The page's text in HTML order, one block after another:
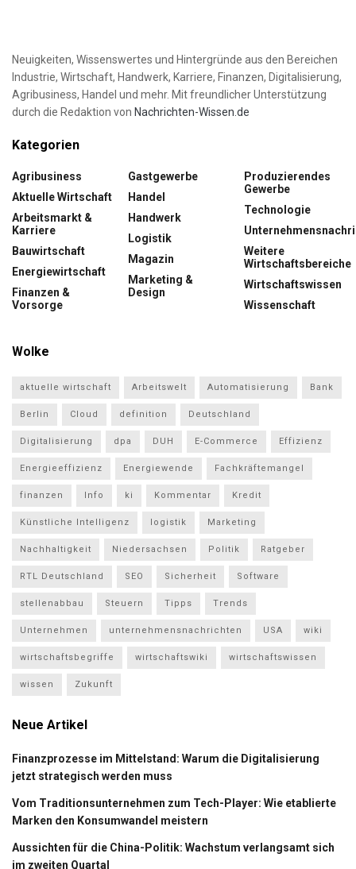
Neuigkeiten, Wissenswertes und Hintergründe aus den Bereichen
Industrie, Wirtschaft, Handwerk, Karriere, Finanzen, Digitalisierung,
Agribusiness, Handel und mehr. Mit freundlicher Unterstützung
durch die Redaktion von Nachrichten-Wissen.de
Kategorien
Agribusiness
Aktuelle Wirtschaft
Arbeitsmarkt &
Karriere
Bauwirtschaft
Energiewirtschaft
Finanzen &
Vorsorge
Gastgewerbe
Handel
Handwerk
Logistik
Magazin
Marketing &
Design
Produzierendes
Gewerbe
Technologie
Weitere
Wirtschaftsbereiche
Wirtschaftswissen
Wissenschaft
Wolke
aktuelle wirtschaft Arbeitswelt Automatisierung Bank
Berlin Cloud definition Deutschland
Digitalisierung dpa DUH E-Commerce Effizienz
Energieeffizienz Energiewende Fachkräftemangel
finanzen Info ki Kommentar Kredit
Künstliche Intelligenz logistik Marketing
Nachhaltigkeit Niedersachsen Politik Ratgeber
RTL Deutschland SEO Sicherheit Software
stellenabbau Steuern Tipps Trends
Unternehmen unternehmensnachrichten USA wiki
wirtschaftsbegriffe wirtschaftswiki wirtschaftswissen
wissen Zukunft
Neue Artikel
Finanzprozesse im Mittelstand: Warum die Digitalisierung
jetzt strategisch werden muss
Vom Traditionsunternehmen zum Tech-Player: Wie etablierte
Marken den Konsumwandel meistern
Aussichten für die China-Politik: Wachstum verlangsamt sich
im zweiten Quartal